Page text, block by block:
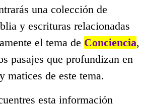
una colección de
y escrituras relacionadas
el tema de Conciencia,
pasajes que profundizan en
matices de este tema.
esta información